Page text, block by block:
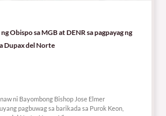
Obispo sa MGB at DENR sa pagpayag ng
Dupax del Norte
ni Bayombong Bishop Jose Elmer
pagbuwag sa barikada sa Purok Keon,